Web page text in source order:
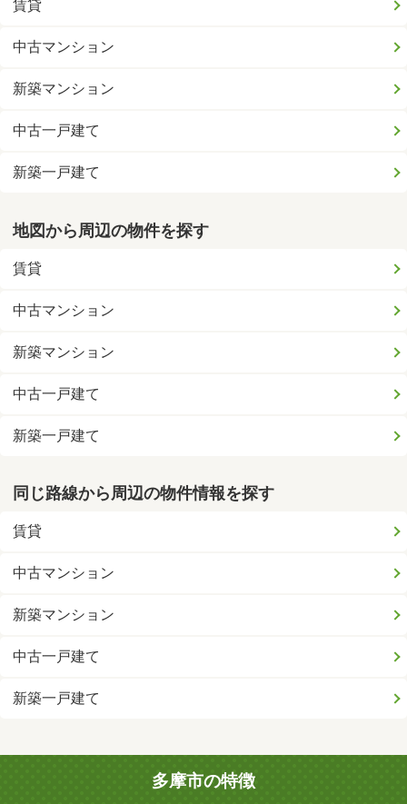
賃貸
中古マンション
新築マンション
中古一戸建て
新築一戸建て
地図から周辺の物件を探す
賃貸
中古マンション
新築マンション
中古一戸建て
新築一戸建て
同じ路線から周辺の物件情報を探す
賃貸
中古マンション
新築マンション
中古一戸建て
新築一戸建て
多摩市の特徴